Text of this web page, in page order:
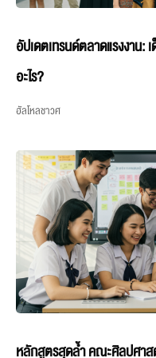
อัปเดตเทรนด์ตลาดแรงงาน:
อะไร?
ฮัลโหลชาวศ
หลักสูตรสุดล้ำ คณะศิลปศา